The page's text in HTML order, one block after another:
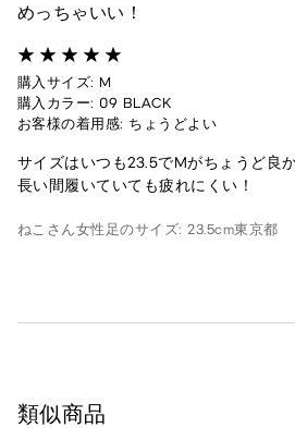
めっちゃいい！
購入サイズ: M
購入カラー: 09 BLACK
お客様の着用感: ちょうどよい
サイズはいつも23.5でMがちょうど良
長い間履いていても疲れにくい！
ねこさん女性 足のサイズ: 23.5cm東京都
類似商品